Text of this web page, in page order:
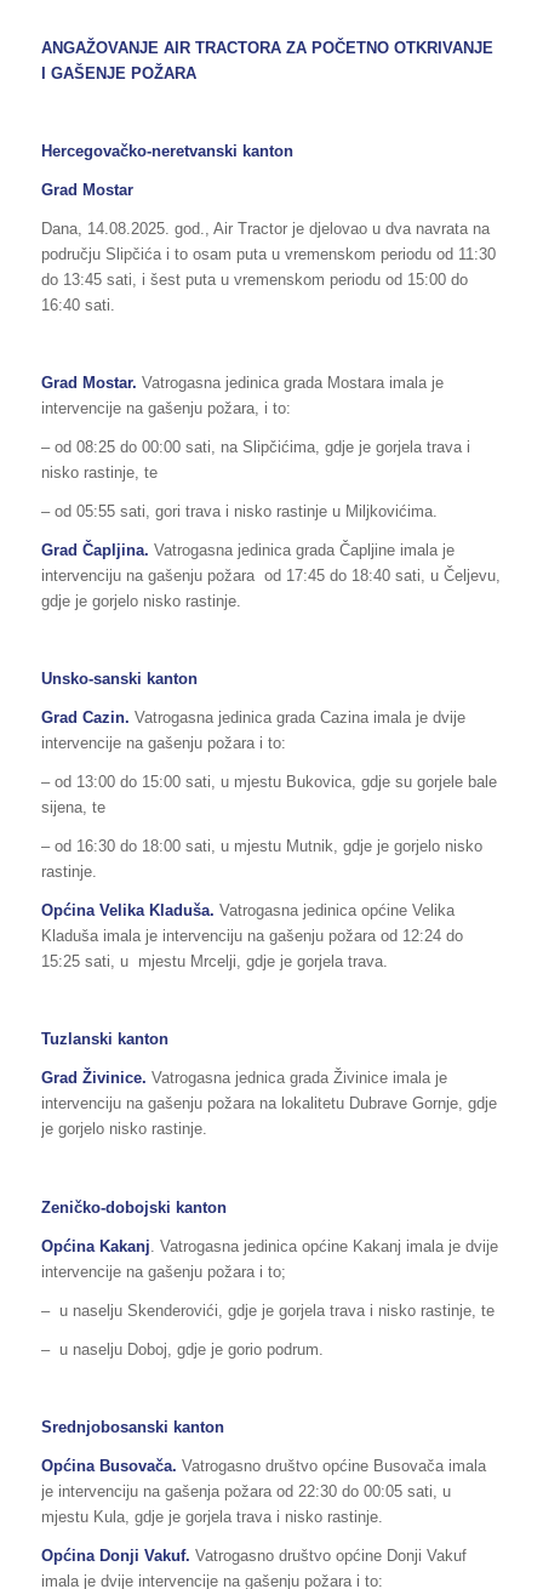
ANGAŽOVANJE AIR TRACTORA ZA POČETNO OTKRIVANJE
I GAŠENJE POŽARA
Hercegovačko-neretvanski kanton
Grad Mostar
Dana, 14.08.2025. god., Air Tractor je djelovao u dva navrata na
području Slipčića i to osam puta u vremenskom periodu od 11:30
do 13:45 sati, i šest puta u vremenskom periodu od 15:00 do
16:40 sati.
Grad Mostar. Vatrogasna jedinica grada Mostara imala je
intervencije na gašenju požara, i to:
– od 08:25 do 00:00 sati, na Slipčićima, gdje je gorjela trava i
nisko rastinje, te
– od 05:55 sati, gori trava i nisko rastinje u Miljkovićima.
Grad Čapljina. Vatrogasna jedinica grada Čapljine imala je
intervenciju na gašenju požara od 17:45 do 18:40 sati, u Čeljevu,
gdje je gorjelo nisko rastinje.
Unsko-sanski kanton
Grad Cazin. Vatrogasna jedinica grada Cazina imala je dvije
intervencije na gašenju požara i to:
– od 13:00 do 15:00 sati, u mjestu Bukovica, gdje su gorjele bale
sijena, te
– od 16:30 do 18:00 sati, u mjestu Mutnik, gdje je gorjelo nisko
rastinje.
Općina Velika Kladuša. Vatrogasna jedinica općine Velika
Kladuša imala je intervenciju na gašenju požara od 12:24 do
15:25 sati, u mjestu Mrcelji, gdje je gorjela trava.
Tuzlanski kanton
Grad Živinice. Vatrogasna jednica grada Živinice imala je
intervenciju na gašenju požara na lokalitetu Dubrave Gornje, gdje
je gorjelo nisko rastinje.
Zeničko-dobojski kanton
Općina Kakanj . Vatrogasna jedinica općine Kakanj imala je dvije
intervencije na gašenju požara i to;
– u naselju Skenderovići, gdje je gorjela trava i nisko rastinje, te
– u naselju Doboj, gdje je gorio podrum.
Srednjobosanski kanton
Općina Busovača. Vatrogasno društvo općine Busovača imala
je intervenciju na gašenja požara od 22:30 do 00:05 sati, u
mjestu Kula, gdje je gorjela trava i nisko rastinje.
Općina Donji Vakuf. Vatrogasno društvo općine Donji Vakuf
imala je dvije intervencije na gašenju požara i to: